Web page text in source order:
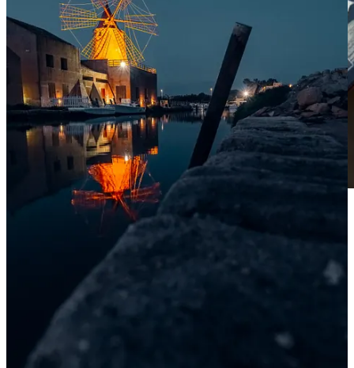
O Zf possui 299 zonas AF automáticas, um aumento considerável
em relação às 81 zonas AF do Z6 II. Ele também pega emprestado o
algoritmo do Z8 e Z9 para detecção de assunto e rastreamento 3D,
dando-lhe a capacidade de reconhecer um assunto no quadro (seja
um humano, animal ou veículo) e focar automaticamente.
Esse post é público, compartilhá-lo nas suas mídias sociais é a
melhor forma de me ajudar!